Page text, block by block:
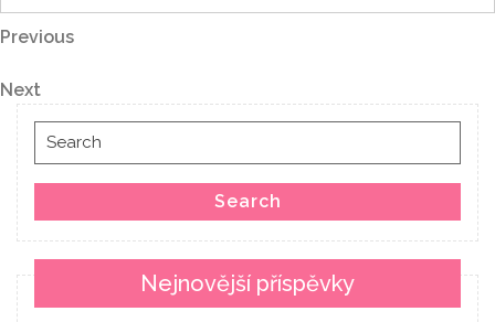
Navigace
pro
příspěvek
Previous
Previous
Next
Post
Next
Search
for:
Search
Nejnovější příspěvky